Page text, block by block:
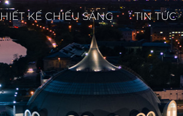
KẾ CHIẾU SÁNG TIN TỨC